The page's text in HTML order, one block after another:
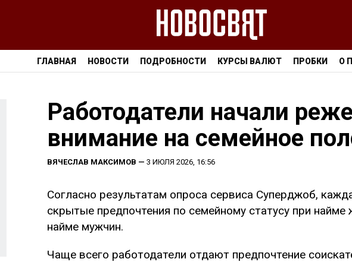
ГЛАВНАЯ НОВОСТИ ПОДРОБНОСТИ КУРСЫ ВАЛЮТ ПРОБКИ О
Работодатели начали
внимание на семейное
ВЯЧЕСЛАВ МАКСИМОВ — 3 ИЮЛЯ 2026, 16:56
Согласно результатам опроса сервиса Суперджоб,
скрытые предпочтения по семейному статусу при
найме мужчин.
Чаще всего работодатели отдают предпочтение